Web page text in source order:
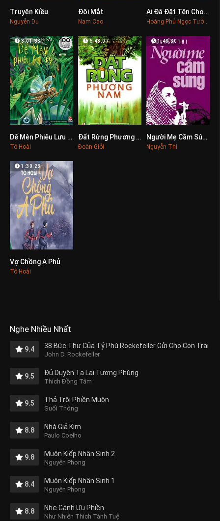
Truyện Kiều
Nguyễn Du
Đôi Mắt
Nam Cao
0Ai Đã Đặt Tên Cho Dòng Sông
Hoàng Phủ Ngọc Tường
0
3:01:33
Dế Mèn Phiêu Lưu Ký
Tô Hoài
0
6:43:07
Đất Rừng Phương Nam
Đoàn Giỏi
0
1:48:30
Người Mẹ Cầm Súng
Nguyễn Thi
1:30:28
Vợ Chồng A Phủ
Tô Hoài
Nghe Nhiều Nhất
9.4 38 Bức Thư Của Tỷ Phú Rockefeller Gửi Cho Con Trai
John D. Rockefeller
9.5 Đủ Duyên Ta Lại Tương Phùng
Thích Đồng Tâm
9.5 Thả Trôi Phiền Muộn
Suối Thông
8.8 Nhà Giả Kim
Paulo Coelho
9.8 Muôn Kiếp Nhân Sinh 2
Nguyên Phong
8.4 Muôn Kiếp Nhân Sinh 1
Nguyên Phong
8.8 Nhẹ Gánh Ưu Phiền
Như Nhiên Thích Tánh Tuệ